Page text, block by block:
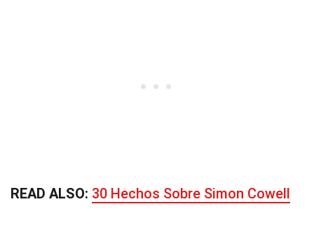
READ ALSO: 30 Hechos Sobre Simon Cowell